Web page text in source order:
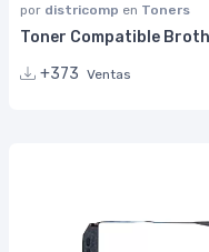
por districomp en Toners
Toner Compatible
+373 Ventas